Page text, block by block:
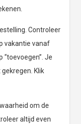
Controleer
vakantie vanaf
“toevoegen”. Je
Klik
om de
altijd even